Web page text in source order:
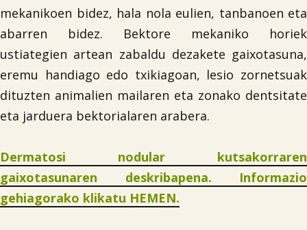
mekanikoen bidez, hala nola eulien, tanbanoen eta
abarren bidez. Bektore mekaniko horiek
ustiategien artean zabaldu dezakete gaixotasuna,
eremu handiago edo txikiagoan, lesio zornetsuak
dituzten animalien mailaren eta zonako dentsitate
eta jarduera bektorialaren arabera.
Dermatosi nodular kutsakorraren
gaixotasunaren deskribapena. Informazio
gehiagorako klikatu HEMEN.